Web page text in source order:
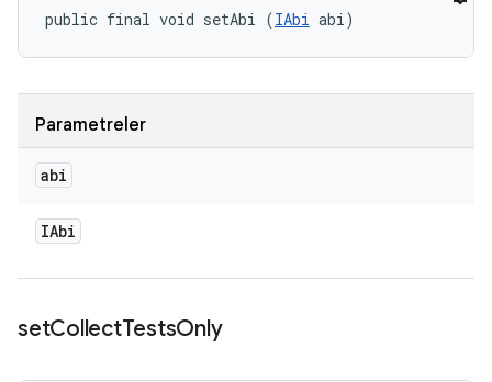
public final void setAbi (IAbi abi)
Parametreler
abi
IAbi
setCollectTestsOnly